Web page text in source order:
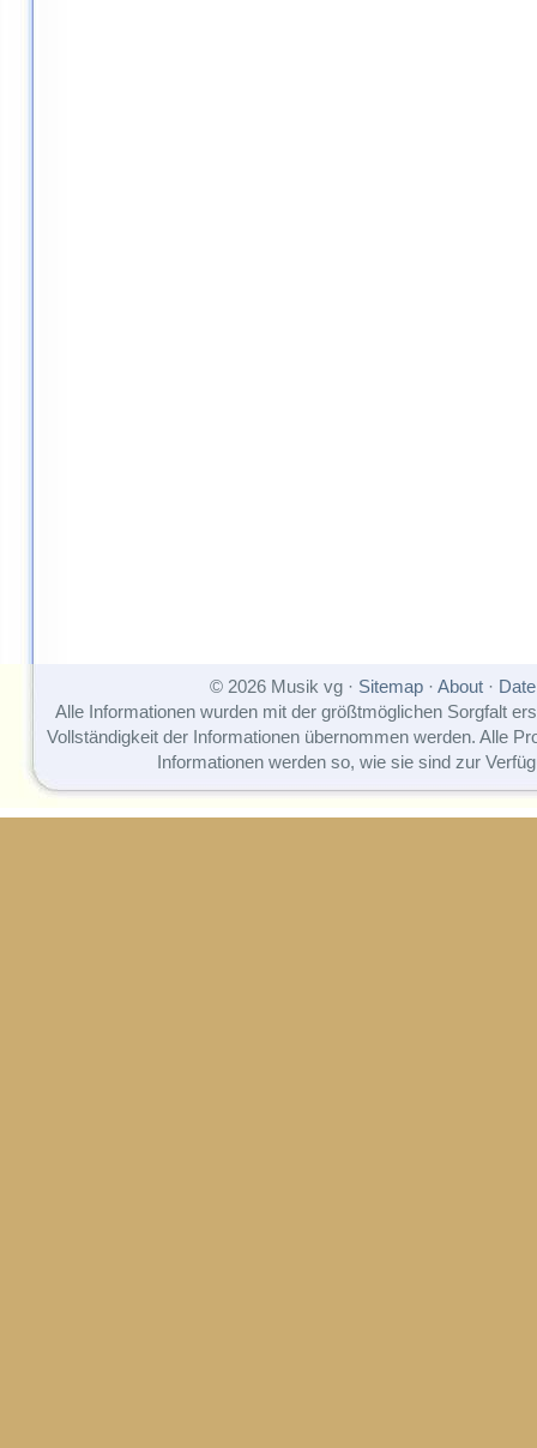
© 2026 Musik vg · Sitemap· About·
Alle Informationen wurden mit der größtmöglichen Sorgfalt
Vollständigkeit der Informationen übernommen werden. Alle
Informationen werden so, wie sie sind zur